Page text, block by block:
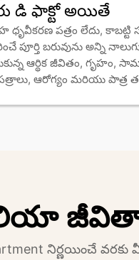
డి ఫాక్టో అయితే
ధృవీకరణ పత్రం లేదు,
పూర్తి బరువును అన్ని
ఆర్థిక జీవితం, గృహం,
ఆరోగ్యం మరియు పాత్ర